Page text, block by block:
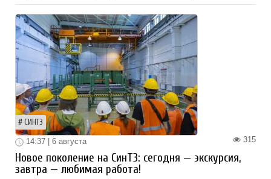
СИНТЗ
315
14:37 | 6 августа
Новое поколение на СинТЗ: сегодня — экскурсия,
завтра — любимая работа!